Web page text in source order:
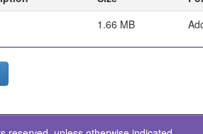
1.66 MB